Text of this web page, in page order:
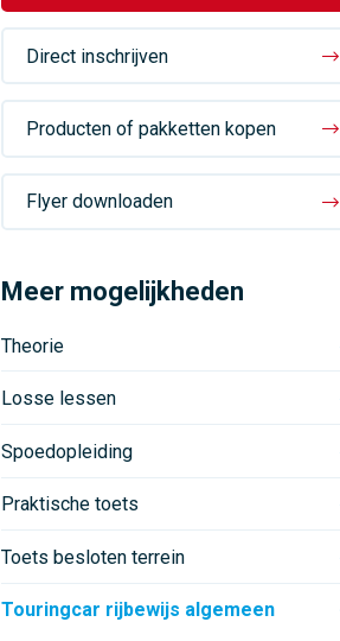
rijopleidingen
Persoonlijke aandacht staat
Vaste rijinstructeur
Al 50 jaar een vertrouwd
“Summerschool” in
Direct inschrijven
Producten of pakketten kopen
Flyer downloaden
Meer mogelijkheden
Theorie
Losse lessen
Spoedopleiding
Praktische toets
Toets besloten terrein
Touringcar rijbewijs algemeen